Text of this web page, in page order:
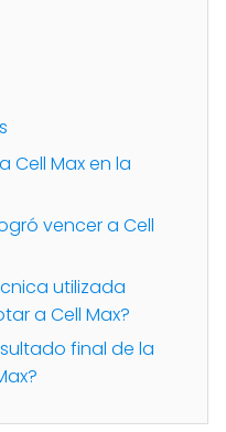
Cell Max en la
vencer a Cell
utilizada
a Cell Max?
final de la